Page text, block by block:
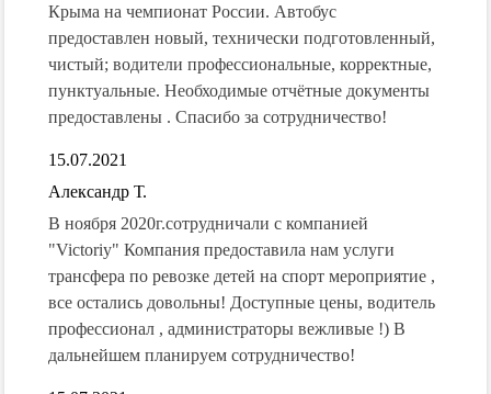
Крыма на чемпионат России. Автобус
предоставлен новый, технически подготовленный,
чистый; водители профессиональные, корректные,
пунктуальные. Необходимые отчётные документы
предоставлены . Спасибо за сотрудничество!
15.07.2021
Александр Т.
В ноября 2020г.сотрудничали с компанией
"Victoriy" Компания предоставила нам услуги
трансфера по ревозке детей на спорт мероприятие ,
все остались довольны! Доступные цены, водитель
профессионал , администраторы вежливые !) В
дальнейшем планируем сотрудничество!